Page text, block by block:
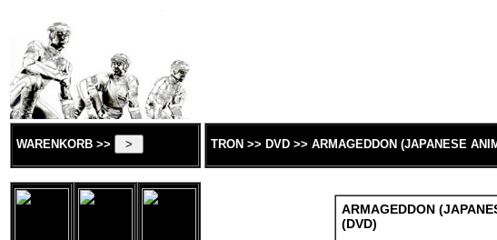
WARENKORB >> TRON >> DVD >> ARMAGEDDON (JAPANESE
ARMAGEDDON
(DVD)